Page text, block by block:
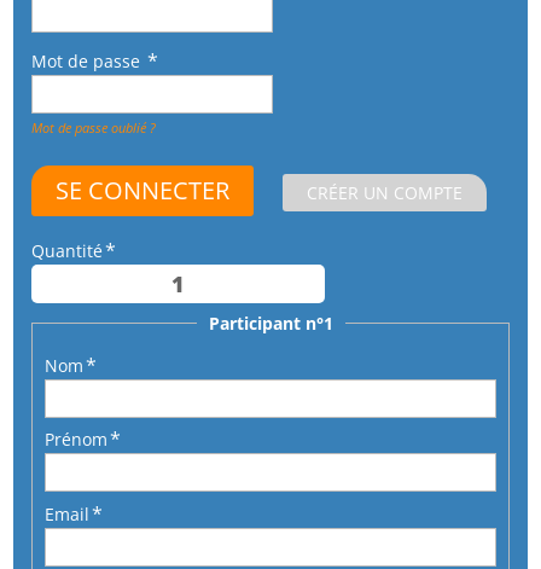
Mot de passe
Mot de passe oublié ?
CRÉER UN COMPTE
Quantité
Participant n°1
Nom
Prénom
Email